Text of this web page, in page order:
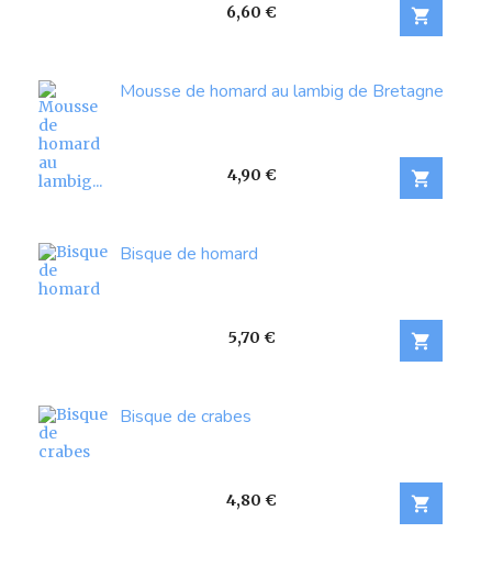
Prix
6,60 € 
Mousse de homard au lambig de Bretagne
Prix
4,90 € 
Bisque de homard
Prix
5,70 € 
Bisque de crabes
Prix
4,80 € 